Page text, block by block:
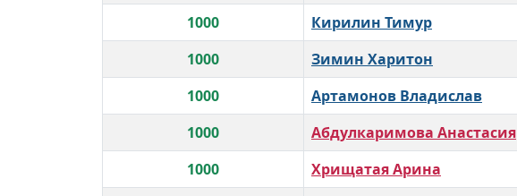
1000
Кирилин Тимур
1000
Зимин Харитон
1000
Артамонов Владислав
1000
Абдулкаримова Анастасия
1000
Хрищатая Арина